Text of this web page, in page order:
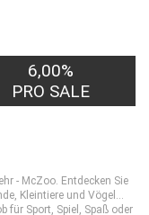
6,00%
PRO SALE
- McZoo. Entdecken Sie
Kleintiere und Vögel...
für Sport, Spiel, Spaß oder